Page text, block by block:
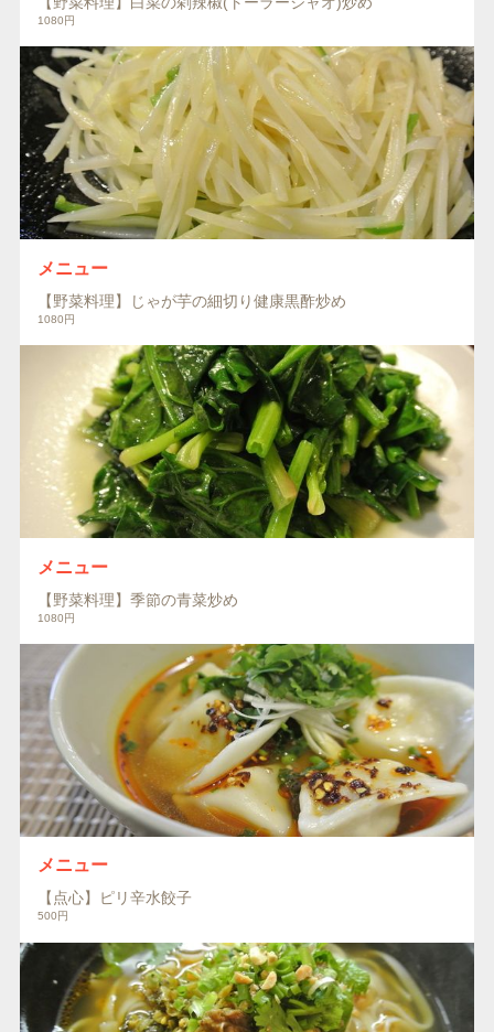
1080円
メニュー
【野菜料理】じゃが芋の細切り健康黒酢炒め
1080円
メニュー
【野菜料理】季節の青菜炒め
1080円
メニュー
【点心】ピリ辛水餃子
500円